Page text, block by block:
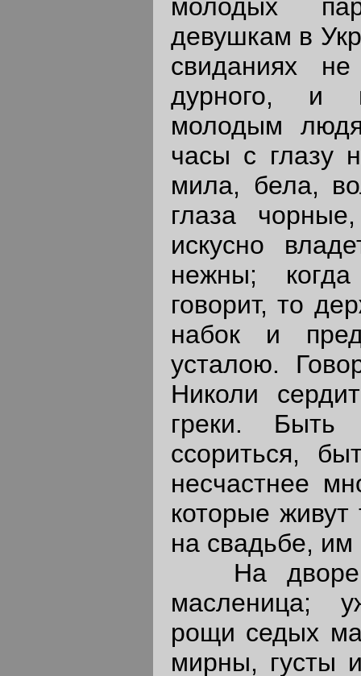
молодых
девушкам в
свиданиях
дурного, и
молодым
часы с глазу
мила, бела,
глаза
искусно
нежны;
говорит, то
набок и
усталою.
Николи
греки. Быть
ссориться,
несчастнее
которые
на свадьбе, им
На дворе
масленица;
рощи седых
мирны, густы